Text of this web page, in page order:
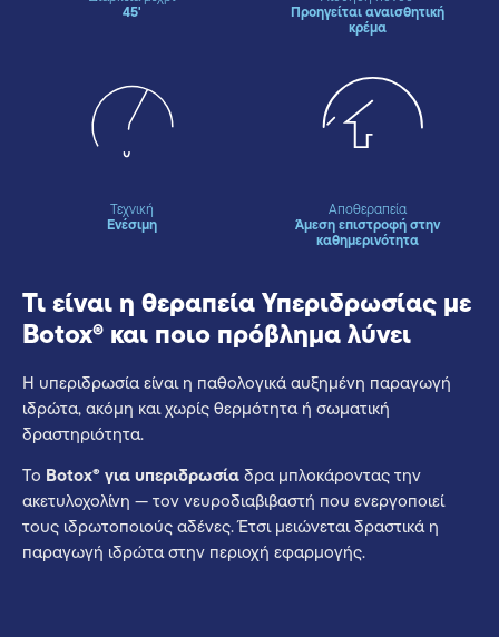
45' Προηγείται αναισθητική
κρέμα
Τεχνική
Ενέσιμη
Αποθεραπεία
Άμεση επιστροφή στην
καθημερινότητα
Τι είναι η θεραπεία Υπεριδρωσίας με
Botox® και ποιο πρόβλημα λύνει
Η υπεριδρωσία είναι η παθολογικά αυξημένη παραγωγή
ιδρώτα, ακόμη και χωρίς θερμότητα ή σωματική
δραστηριότητα.
Το Botox® για υπεριδρωσίαδρα μπλοκάροντας την
ακετυλοχολίνη — τον νευροδιαβιβαστή που ενεργοποιεί
τους ιδρωτοποιούς αδένες. Έτσι μειώνεται δραστικά η
παραγωγή ιδρώτα στην περιοχή εφαρμογής.